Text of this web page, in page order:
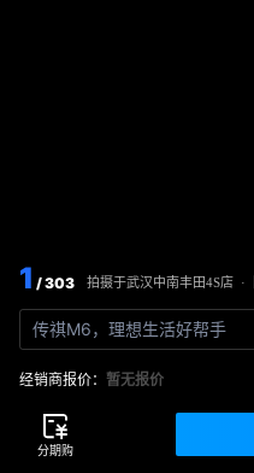
1 / 303 拍摄于武汉中南丰田4S店 ·
传祺M6，理想生活好帮手
经销商报价： 暂无报价